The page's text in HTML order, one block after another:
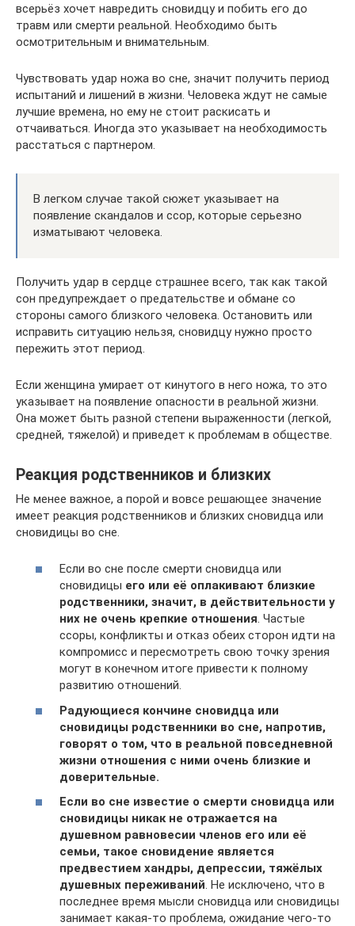
всерьёз хочет навредить сновидцу и побить его до
травм или смерти реальной. Необходимо быть
осмотрительным и внимательным.
Чувствовать удар ножа во сне, значит получить период
испытаний и лишений в жизни. Человека ждут не самые
лучшие времена, но ему не стоит раскисать и
отчаиваться. Иногда это указывает на необходимость
расстаться с партнером.
В легком случае такой сюжет указывает на
появление скандалов и ссор, которые серьезно
изматывают человека.
Получить удар в сердце страшнее всего, так как такой
сон предупреждает о предательстве и обмане со
стороны самого близкого человека. Остановить или
исправить ситуацию нельзя, сновидцу нужно просто
пережить этот период.
Если женщина умирает от кинутого в него ножа, то это
указывает на появление опасности в реальной жизни.
Она может быть разной степени выраженности (легкой,
средней, тяжелой) и приведет к проблемам в обществе.
Реакция родственников и близких
Не менее важное, а порой и вовсе решающее значение
имеет реакция родственников и близких сновидца или
сновидицы во сне.
Если во сне после смерти сновидца или
сновидицы его или её оплакивают близкие
родственники, значит, в действительности у
них не очень крепкие отношения. Частые
ссоры, конфликты и отказ обеих сторон идти на
компромисс и пересмотреть свою точку зрения
могут в конечном итоге привести к полному
развитию отношений.
Радующиеся кончине сновидца или
сновидицы родственники во сне, напротив,
говорят о том, что в реальной повседневной
жизни отношения с ними очень близкие и
доверительные.
Если во сне известие о смерти сновидца или
сновидицы никак не отражается на
душевном равновесии членов его или её
семьи, такое сновидение является
предвестием хандры, депрессии, тяжёлых
душевных переживаний. Не исключено, что в
последнее время мысли сновидца или сновидицы
занимает какая-то проблема, ожидание чего-то